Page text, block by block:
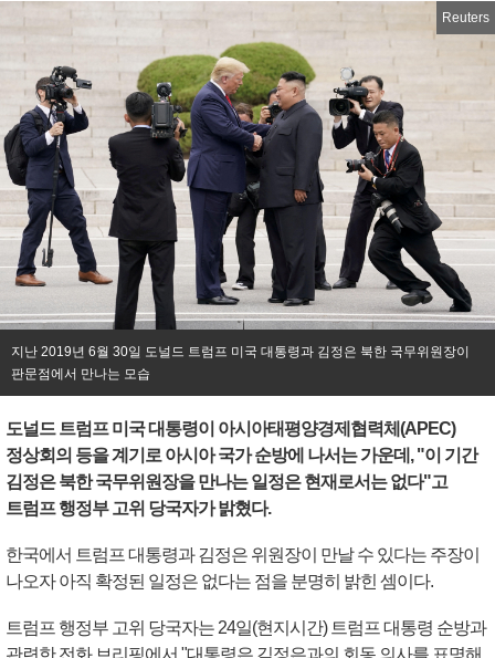
Reuters
지난 2019년 6월 30일 도널드 트럼프 미국 대통령과 김정은 북한 국무위원장이
판문점에서 만나는 모습
도널드 트럼프 미국 대통령이 아시아태평양경제협력체(APEC)
정상회의 등을 계기로 아시아 국가 순방에 나서는 가운데, "이 기간
김정은 북한 국무위원장을 만나는 일정은 현재로서는 없다"고
트럼프 행정부 고위 당국자가 밝혔다.
한국에서 트럼프 대통령과 김정은 위원장이 만날 수 있다는 주장이
나오자 아직 확정된 일정은 없다는 점을 분명히 밝힌 셈이다.
트럼프 행정부 고위 당국자는 24일(현지시간) 트럼프 대통령 순방과
관련한 전화 브리핑에서 "대통령은 김정은과의 회동 의사를 표명해